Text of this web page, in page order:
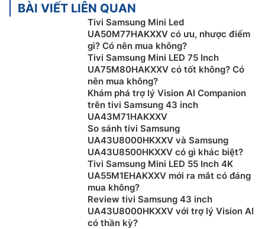
Công nghệ Adaptive Sound:Công nghệ này giúp tivi
Samsung 75 inch QA75Q7FAAKXXV tối ưu âm thanh
hóa dựa trên phân tích từng phân cảnh theo thời gian
thục tương ứng với từng loại nội dung.
Hình nền sáng tạo với AI:Chọn từ khóa cho giao diện
màn hình tivi mà bạn mong muốn, và để AI tạo nên
BÀI VIẾT LIÊN QUAN
Tivi Samsung Mini Led
UA50M77HAKXXV có ưu, nhược điểm
gì? Có nên mua không?
Tivi Samsung Mini LED 75 Inch
UA75M80HAKXXV có tốt không? Có
nên mua không?
Khám phá trợ lý Vision AI Companion
trên tivi Samsung 43 inch
UA43M71HAKXXV
So sánh tivi Samsung
UA43U8000HKXXV và Samsung
UA43U8500HKXXV có gì khác biệt?
Tivi Samsung Mini LED 55 Inch 4K
UA55M1EHAKXXV mới ra mắt có đáng
mua không?
Review tivi Samsung 43 inch
UA43U8000HKXXV với trợ lý Vision AI
có thần kỳ?